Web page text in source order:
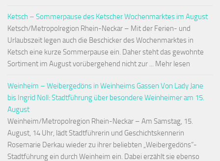
Ketsch – Sommerpause des Ketscher Wochenmarktes im August
Ketsch/Metropolregion Rhein-Neckar – Mit der Ferien- und
Urlaubszeit legen auch die Beschicker des Wochenmarktes in
Ketsch eine kurze Sommerpause ein. Daher steht das gewohnte
Sortiment im August vorübergehend nicht zur ... Mehr lesen
Weinheim – Weibergedöns in Weinheims Gassen Von Lady Jane
bis Ingrid Noll: Stadtführung über besondere Weinheimer am 15.
August
Weinheim/Metropolregion Rhein-Neckar – Am Samstag, 15.
August, 14 Uhr, lädt Stadtführerin und Geschichtskennerin
Rosemarie Derkau wieder zu ihrer beliebten „Weibergedöns“-
Stadtführung ein durch Weinheim ein. Dabei erzählt sie ebenso